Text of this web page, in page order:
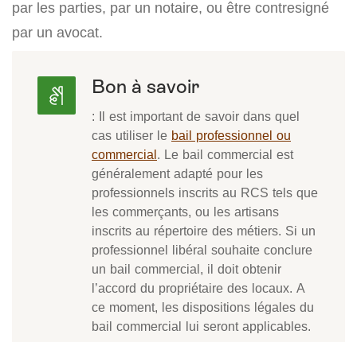
par les parties, par un notaire, ou être contresigné
par un avocat.
Bon à savoir
: Il est important de savoir dans quel
cas utiliser le bail professionnel ou
commercial. Le bail commercial est
généralement adapté pour les
professionnels inscrits au RCS tels que
les commerçants, ou les artisans
inscrits au répertoire des métiers. Si un
professionnel libéral souhaite conclure
un bail commercial, il doit obtenir
l’accord du propriétaire des locaux. A
ce moment, les dispositions légales du
bail commercial lui seront applicables.